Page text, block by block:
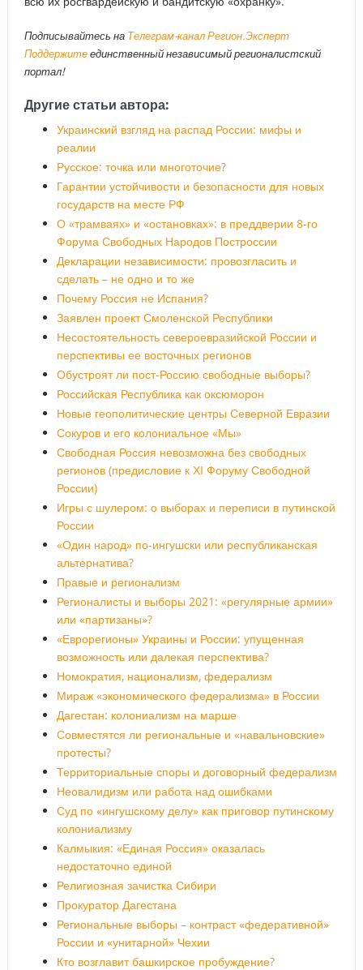
Подписывайтесь на Телеграм-канал Регион.Эксперт
Поддержитеединственный независимый регионалистский
портал!
Другие статьи автора:
Украинский взгляд на распад России: мифы и
реалии
Русское: точка или многоточие?
Гарантии устойчивости и безопасности для новых
государств на месте РФ
О «трамваях» и «остановках»: в преддверии 8-го
Форума Свободных Народов Построссии
Декларации независимости: провозгласить и
сделать – не одно и то же
Почему Россия не Испания?
Заявлен проект Смоленской Республики
Несостоятельность североевразийской России и
перспективы ее восточных регионов
Обустроят ли пост-Россию свободные выборы?
Российская Республика как оксюморон
Новые геополитические центры Северной Евразии
Сокуров и его колониальное «Мы»
Свободная Россия невозможна без свободных
регионов (предисловие к ХI Форуму Свободной
России)
Игры с шулером: о выборах и переписи в путинской
России
«Один народ» по-ингушски или республиканская
альтернатива?
Правые и регионализм
Регионалисты и выборы 2021: «регулярные армии»
или «партизаны»?
«Еврорегионы» Украины и России: упущенная
возможность или далекая перспектива?
Номократия, национализм, федерализм
Мираж «экономического федерализма» в России
Дагестан: колониализм на марше
Совместятся ли региональные и «навальновские»
протесты?
Территориальные споры и договорный федерализм
Неовалидизм или работа над ошибками
Суд по «ингушскому делу» как приговор путинскому
колониализму
Калмыкия: «Единая Россия» оказалась
недостаточно единой
Религиозная зачистка Сибири
Прокуратор Дагестана
Региональные выборы – контраст «федеративной»
России и «унитарной» Чехии
Кто возглавит башкирское пробуждение?